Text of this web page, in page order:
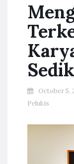
October 5,
Pelukis